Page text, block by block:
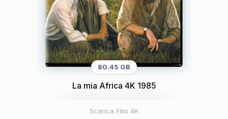
80.45 GB
La mia Africa 4K 1985
Scarica Film 4K